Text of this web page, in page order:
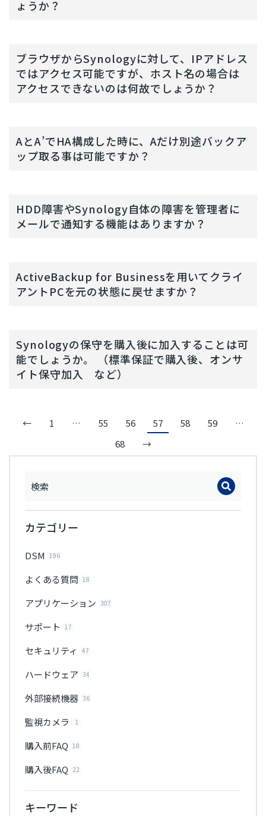
カテゴリー
DSM 196
よくある質問 18
アプリケーション 307
サポート 17
セキュリティ 47
ハードウェア 34
外部接続機器 36
監視カメラ 1
購入前FAQ 18
購入後FAQ 22
キーワード
ょうか？
ブラウザからSynologyに対して、IPアドレス
ではアクセス可能ですが、ホスト名の場合は
アクセスできないのは何故でしょうか？
AとA’でHA構成した時に、Aだけ別途バックア
ップ取る事は可能ですか？
HDD障害やSynology自体の障害を管理者に
メールで通知する機能はありますか？
ActiveBackup for Businessを用いてクライ
アントPCを元の状態に戻せますか？
Synologyの保守を購入後に加入することは可
能でしょうか。 （標準保証で購入後、オンサ
イト保守加入 など）
← 1 … 55 56 57 58 59
…
68
→